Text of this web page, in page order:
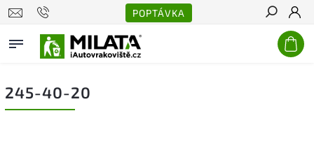
POPTÁVKA
Hledat
245-40-20